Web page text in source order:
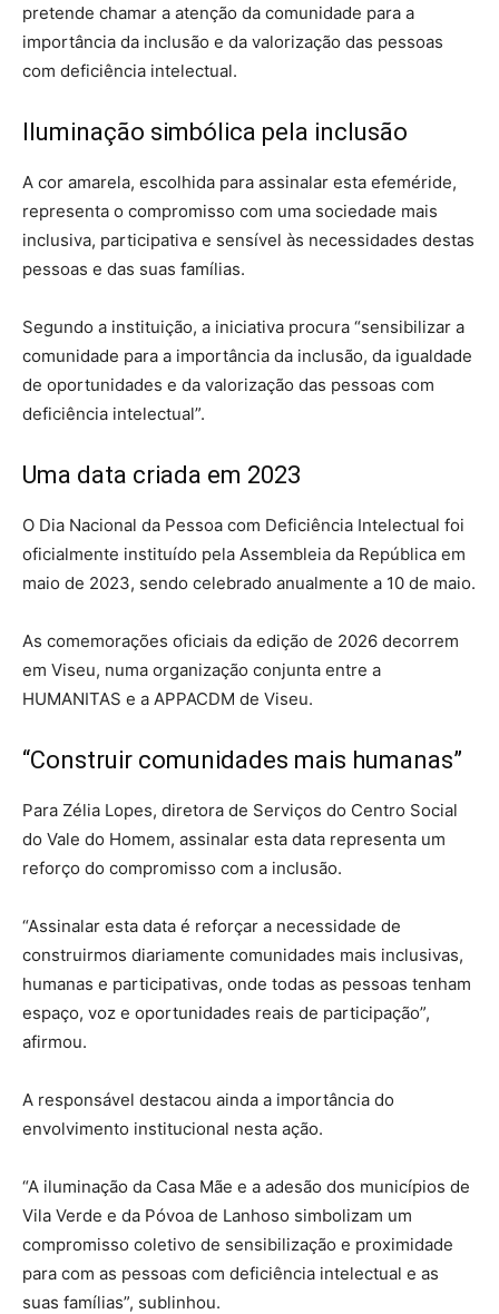
pretende chamar a atenção da comunidade para a
importância da inclusão e da valorização das pessoas
com deficiência intelectual.
Iluminação simbólica pela inclusão
A cor amarela, escolhida para assinalar esta efeméride,
representa o compromisso com uma sociedade mais
inclusiva, participativa e sensível às necessidades destas
pessoas e das suas famílias.
Segundo a instituição, a iniciativa procura “sensibilizar a
comunidade para a importância da inclusão, da igualdade
de oportunidades e da valorização das pessoas com
deficiência intelectual”.
Uma data criada em 2023
O Dia Nacional da Pessoa com Deficiência Intelectual foi
oficialmente instituído pela Assembleia da República em
maio de 2023, sendo celebrado anualmente a 10 de maio.
As comemorações oficiais da edição de 2026 decorrem
em Viseu, numa organização conjunta entre a
HUMANITAS e a APPACDM de Viseu.
“Construir comunidades mais humanas”
Para Zélia Lopes, diretora de Serviços do Centro Social
do Vale do Homem, assinalar esta data representa um
reforço do compromisso com a inclusão.
“Assinalar esta data é reforçar a necessidade de
construirmos diariamente comunidades mais inclusivas,
humanas e participativas, onde todas as pessoas tenham
espaço, voz e oportunidades reais de participação”,
afirmou.
A responsável destacou ainda a importância do
envolvimento institucional nesta ação.
“A iluminação da Casa Mãe e a adesão dos municípios de
Vila Verde e da Póvoa de Lanhoso simbolizam um
compromisso coletivo de sensibilização e proximidade
para com as pessoas com deficiência intelectual e as
suas famílias”, sublinhou.